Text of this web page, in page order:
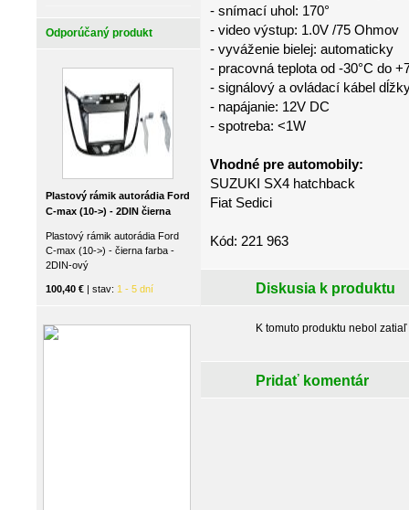
Odporúčaný produkt
Plastový rámik autorádia Ford
C-max (10->) - 2DIN čierna
Plastový rámik autorádia Ford
C-max (10->) - čierna farba -
2DIN-ový
100,40 € | stav: 1 - 5 dní
- snímací uhol: 170°
- video výstup: 1.0V /75 Ohmov
- vyváženie bielej: automaticky
- pracovná teplota od -30°C do
- signálový a ovládací kábel
- napájanie: 12V DC
- spotreba: <1W
Vhodné pre automobily:
SUZUKI SX4 hatchback
Fiat Sedici
Kód: 221 963
Diskusia k produktu
K tomuto produktu nebol
Pridať komentár